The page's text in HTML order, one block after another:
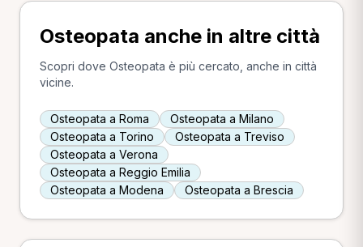
Osteopata anche in altre città
Scopri dove Osteopata è più cercato, anche in città
vicine.
Osteopata a Roma
Osteopata a Milano
Osteopata a Torino
Osteopata a Treviso
Osteopata a Verona
Osteopata a Reggio Emilia
Osteopata a Modena
Osteopata a Brescia